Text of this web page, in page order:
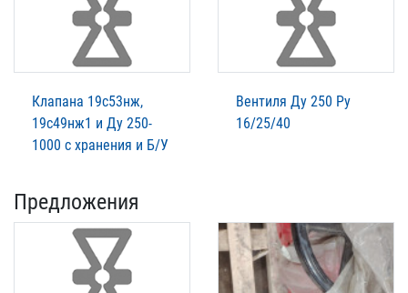
Клапана 19с53нж,
19с49нж1 и Ду 250-
1000 с хранения и Б/У
Вентиля Ду 250 Ру
16/25/40
Предложения